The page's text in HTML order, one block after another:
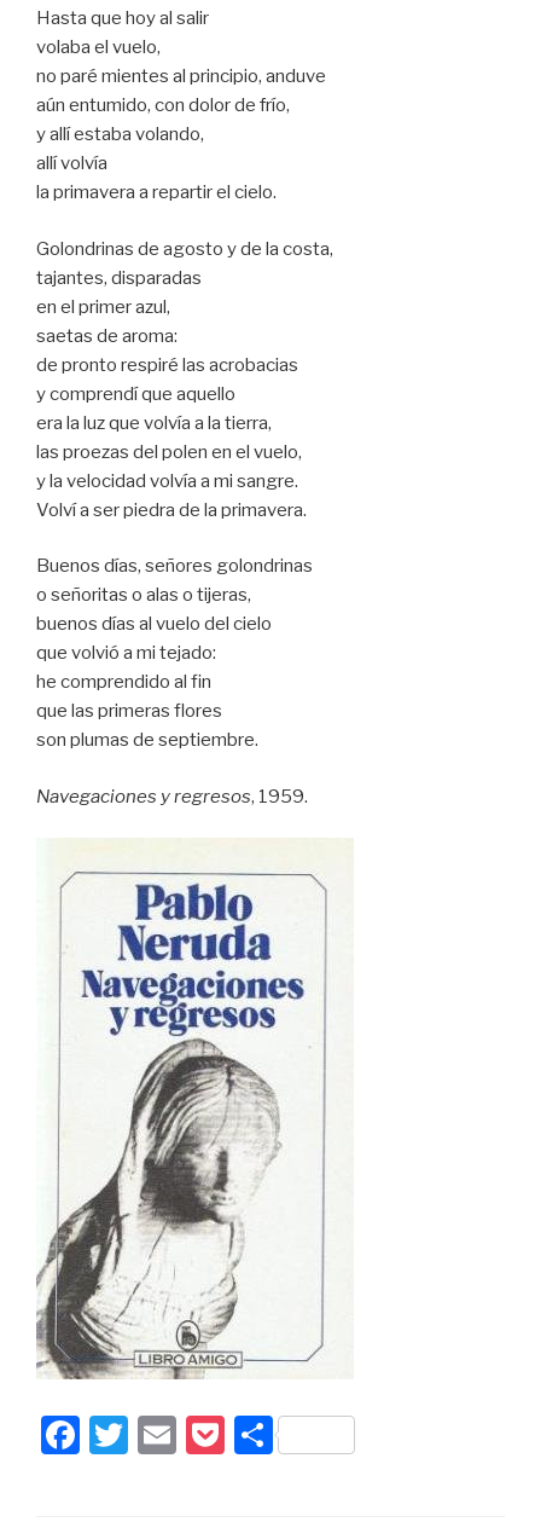
Hasta que hoy al salir
volaba el vuelo,
no paré mientes al principio, anduve
aún entumido, con dolor de frío,
y allí estaba volando,
allí volvía
la primavera a repartir el cielo.
Golondrinas de agosto y de la costa,
tajantes, disparadas
en el primer azul,
saetas de aroma:
de pronto respiré las acrobacias
y comprendí que aquello
era la luz que volvía a la tierra,
las proezas del polen en el vuelo,
y la velocidad volvía a mi sangre.
Volví a ser piedra de la primavera.
Buenos días, señores golondrinas
o señoritas o alas o tijeras,
buenos días al vuelo del cielo
que volvió a mi tejado:
he comprendido al fin
que las primeras flores
son plumas de septiembre.
Navegaciones y regresos, 1959.
F
T
E
P P